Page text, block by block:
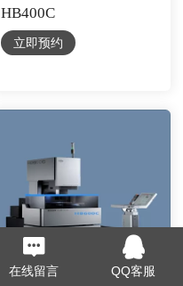
HB400C
立即预约
在线留言 QQ客服